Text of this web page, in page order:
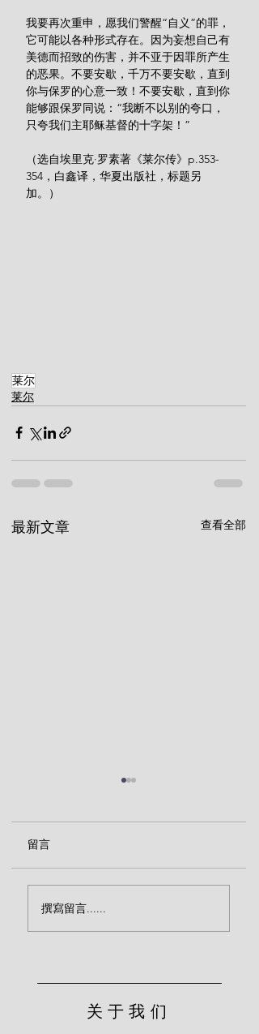
我要再次重申，愿我们警醒“自义”的罪，
它可能以各种形式存在。因为妄想自己有
美德而招致的伤害，并不亚于因罪所产生
的恶果。不要安歇，千万不要安歇，直到
你与保罗的心意一致！不要安歇，直到你
能够跟保罗同说：“我断不以别的夸口，
只夸我们主耶稣基督的十字架！”
（选自埃里克·罗素著《莱尔传》p.353-
354，白鑫译，华夏出版社，标题另
加。）
莱尔
莱尔
最新文章 查看全部
（莱尔）
留言
撰寫留言......
关于我们